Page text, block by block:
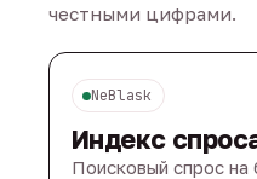
честными цифрами.
NeBlask
Индекс
Поисковый спрос на